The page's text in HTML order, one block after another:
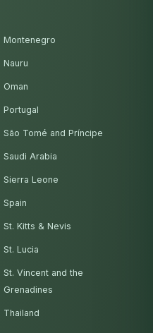
Montenegro
Nauru
Oman
Portugal
São Tomé and Príncipe
Saudi Arabia
Sierra Leone
Spain
St. Kitts & Nevis
St. Lucia
St. Vincent and the
Grenadines
Thailand